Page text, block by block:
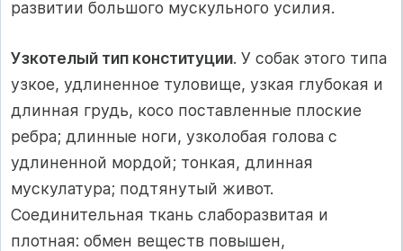
развитии большого мускульного усилия.
Узкотелый тип конституции. У собак этого типа
узкое, удлиненное туловище, узкая глубокая и
длинная грудь, косо поставленные плоские
ребра; длинные ноги, узколобая голова с
удлиненной мордой; тонкая, длинная
мускулатура; подтянутый живот.
Соединительная ткань слаборазвитая и
плотная: обмен веществ повышен,